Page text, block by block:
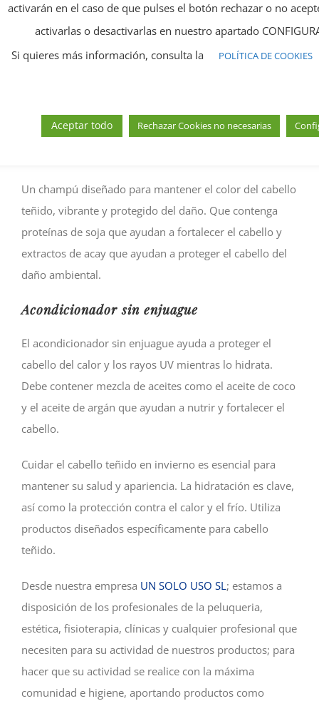
Aceite para el cabello
El aceite para el cabello debería tener aceite de argán
causados por el calor y el clima.
Un champú diseñado para mantener el color del cabello
teñido, vibrante y protegido del daño. Que contenga
proteínas de soja que ayudan a fortalecer el cabello y
extractos de acay que ayudan a proteger el cabello del
daño ambiental.
Acondicionador sin enjuague
El acondicionador sin enjuague ayuda a proteger el
cabello del calor y los rayos UV mientras lo hidrata.
Debe contener mezcla de aceites como el aceite de coco
y el aceite de argán que ayudan a nutrir y fortalecer el
cabello.
Cuidar el cabello teñido en invierno es esencial para
mantener su salud y apariencia. La hidratación es clave,
así como la protección contra el calor y el frío. Utiliza
productos diseñados específicamente para cabello
teñido.
Desde nuestra empresa UN SOLO USO SL; estamos a
disposición de los profesionales de la peluqueria,
estética, fisioterapia, clínicas y cualquier profesional que
necesiten para su actividad de nuestros productos; para
hacer que su actividad se realice con la máxima
comunidad e higiene, aportando productos como
activarán en el caso de que pulses el botón rechazar o no
activarlas o desactivarlas en nuestro apartado
Si quieres más información, consulta la
POLÍTICA DE COOKIES
Aceptar todo Rechazar Cookies no necesarias